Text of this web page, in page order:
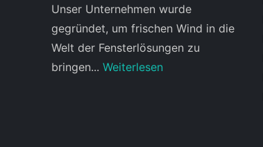
Unser Unternehmen wurde
gegründet, um frischen Wind in die
Welt der Fensterlösungen zu
bringen... Weiterlesen